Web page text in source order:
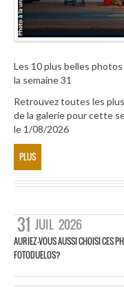
Les 10 plus belles
la semaine 31
Retrouvez toutes les
de la galerie pour cette
le 1/08/2026
PLUS
31 JUIL 2026
AURIEZ-VOUS AUSSI CHOISI CES
FOTODUELOS?